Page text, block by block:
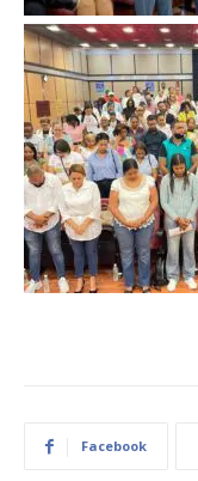
Facebook